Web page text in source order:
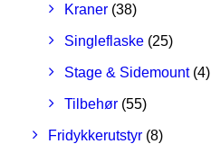
Kraner (38)
Singleflaske (25)
Stage & Sidemount (4)
Tilbehør (55)
Fridykkerutstyr (8)